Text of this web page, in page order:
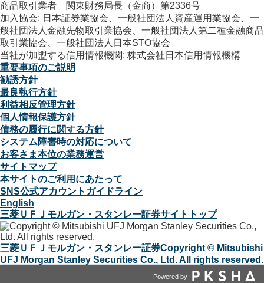
商品取引業者 関東財務局長（金商）第2336号
加入協会: 日本証券業協会、一般社団法人資産運用業協会、一
般社団法人金融先物取引業協会、一般社団法人第二種金融商品
取引業協会、一般社団法人日本STO協会
当社が加盟する信用情報機関: 株式会社日本信用情報機構
重要事項のご説明
勧誘方針
最良執行方針
利益相反管理方針
個人情報保護方針
債務の履行に関する方針
システム障害時の対応について
お客さま本位の業務運営
サイトマップ
本サイトのご利用にあたって
SNS公式アカウントガイドライン
English
三菱ＵＦＪモルガン・スタンレー証券サイトトップ
三菱ＵＦＪモルガン・スタンレー証券Copyright © Mitsubishi
UFJ Morgan Stanley Securities Co., Ltd. All rights reserved.
Powered by